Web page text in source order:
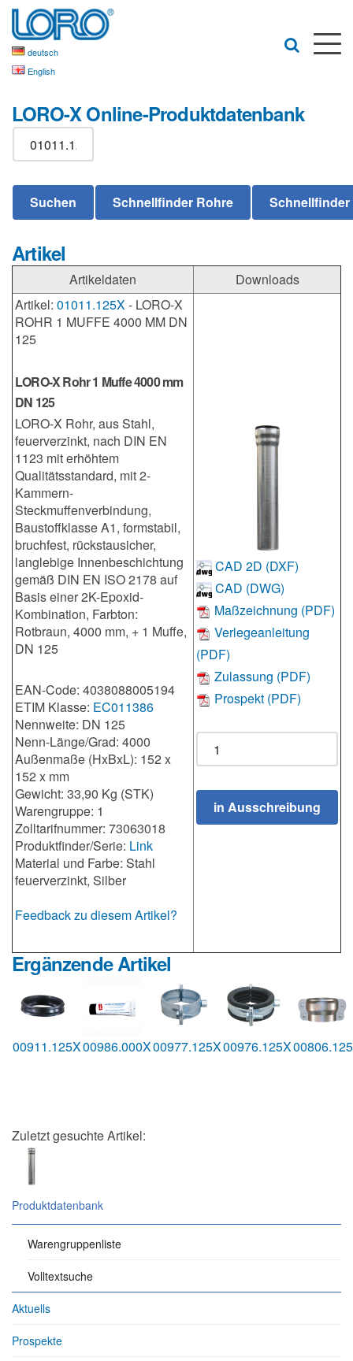
deutsch
English
LORO-X Online-Produktdatenbank
Artikel
Artikeldaten
Downloads
Artikel: 01011.125X- LORO-X
ROHR 1 MUFFE 4000 MM DN
125
LORO-X Rohr 1 Muffe 4000 mm
DN 125
LORO-X Rohr, aus Stahl,
feuerverzinkt, nach DIN EN
1123 mit erhöhtem
Qualitätsstandard, mit 2-
Kammern-
Steckmuffenverbindung,
Baustoffklasse A1, formstabil,
bruchfest, rückstausicher,
langlebige Innenbeschichtung
gemäß DIN EN ISO 2178 auf
Basis einer 2K-Epoxid-
Kombination, Farbton:
Rotbraun, 4000 mm, + 1 Muffe,
DN 125
EAN-Code: 4038088005194
ETIM Klasse: EC011386
Nennweite: DN 125
Nenn-Länge/Grad: 4000
Außenmaße (HxBxL): 152 x
152 x mm
Gewicht: 33,90 Kg (STK)
Warengruppe: 1
Zolltarifnummer: 73063018
Produktfinder/Serie: Link
Material und Farbe: Stahl
feuerverzinkt, Silber
Feedback zu diesem Artikel?
CAD 2D (DXF)
CAD (DWG)
Maßzeichnung (PDF)
Verlegeanleitung
(PDF)
Zulassung (PDF)
Prospekt (PDF)
Ergänzende Artikel
00911.125X00986.000X00977.125X00976.125X
Zuletzt gesuchte Artikel:
Produktdatenbank
Warengruppenliste
Volltextsuche
Aktuells
Prospekte